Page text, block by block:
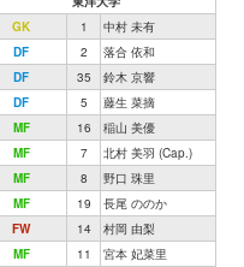
GK 1
中村 未有
DF 2
落合 依和
DF 35
鈴木 京響
DF 5
藤生 菜摘
MF 16
稲山 美優
MF 7
北村 美羽 (Cap.)
MF 8
野口 珠里
MF 19
長尾 ののか
FW 14
村岡 由梨
MF 11
宮本 妃菜里